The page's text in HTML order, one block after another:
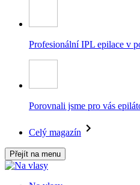
Profesionální IPL epilace v
Porovnali jsme pro vás
Celý magazín
Přejít na menu